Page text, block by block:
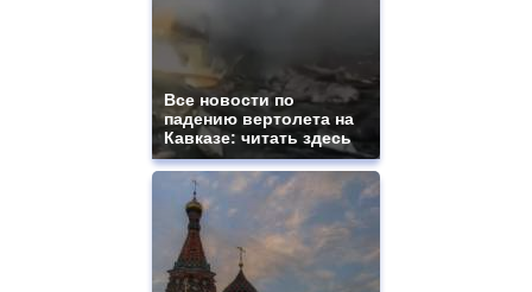
Все новости по
падению вертолета на
Кавказе: читать здесь